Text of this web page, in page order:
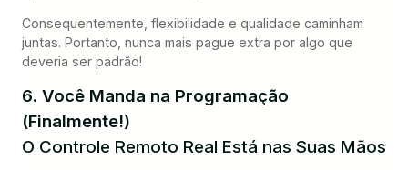
Consequentemente, flexibilidade e qualidade caminham
juntas. Portanto, nunca mais pague extra por algo que
deveria ser padrão!
6. Você Manda na Programação
(Finalmente!)
O Controle Remoto Real Está nas Suas Mãos